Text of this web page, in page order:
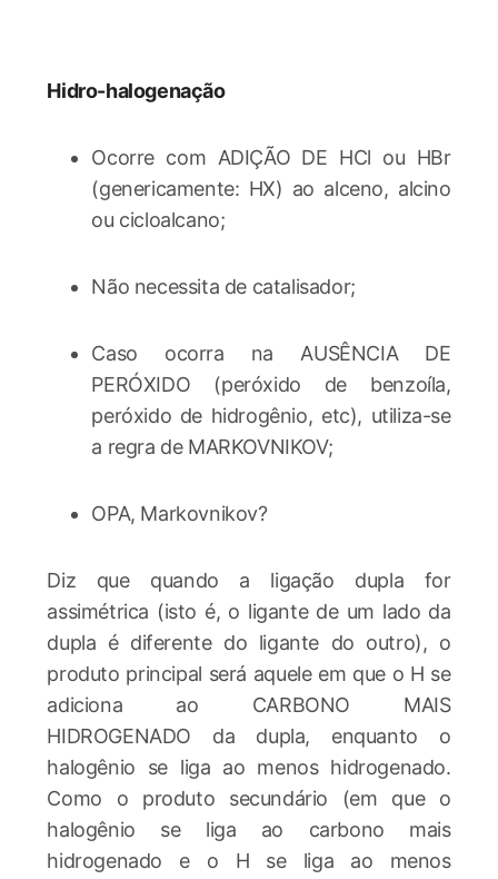
Hidro-halogenação
Ocorre com ADIÇÃO DE HCl ou HBr
(genericamente: HX) ao alceno, alcino
ou cicloalcano;
Não necessita de catalisador;
Caso ocorra na AUSÊNCIA DE
PERÓXIDO (peróxido de benzoíla,
peróxido de hidrogênio, etc), utiliza-se
a regra de MARKOVNIKOV;
OPA, Markovnikov?
Diz que quando a ligação dupla for
assimétrica (isto é, o ligante de um lado da
dupla é diferente do ligante do outro), o
produto principal será aquele em que o H se
adiciona ao CARBONO MAIS
HIDROGENADO da dupla, enquanto o
halogênio se liga ao menos hidrogenado.
Como o produto secundário (em que o
halogênio se liga ao carbono mais
hidrogenado e o H se liga ao menos